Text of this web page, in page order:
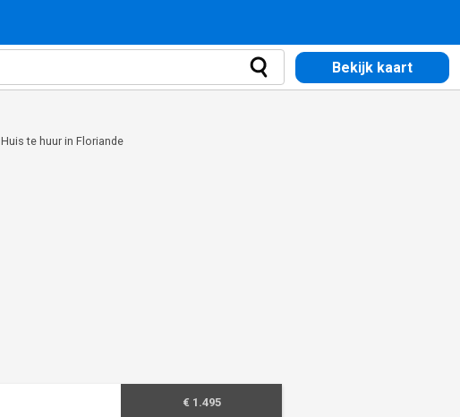
Bekijk kaart
Huis te huur in Floriande
€ 1.495